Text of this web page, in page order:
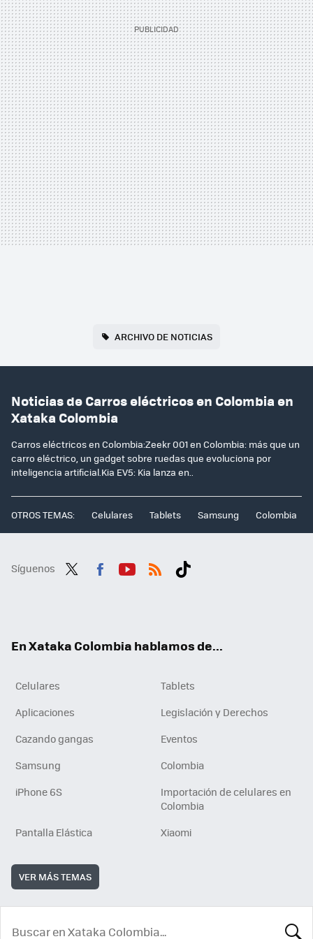
ARCHIVO DE NOTICIAS
Noticias de Carros eléctricos en Colombia en
Xataka Colombia
Carros eléctricos en Colombia:Zeekr 001 en Colombia: más que un
carro eléctrico, un gadget sobre ruedas que evoluciona por
inteligencia artificial.Kia EV5: Kia lanza en..
OTROS TEMAS: Celulares Tablets Samsung Colombia
Síguenos
En Xataka Colombia hablamos de...
Celulares
Tablets
Aplicaciones
Legislación y Derechos
Cazando gangas
Eventos
Samsung
Colombia
iPhone 6S
Importación de celulares en
Colombia
Pantalla Elástica
Xiaomi
VER MÁS TEMAS